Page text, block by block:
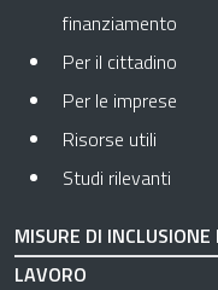
finanziamento
Per il cittadino
Per le imprese
Risorse utili
Studi rilevanti
MISURE DI INCLUSIONE
LAVORO